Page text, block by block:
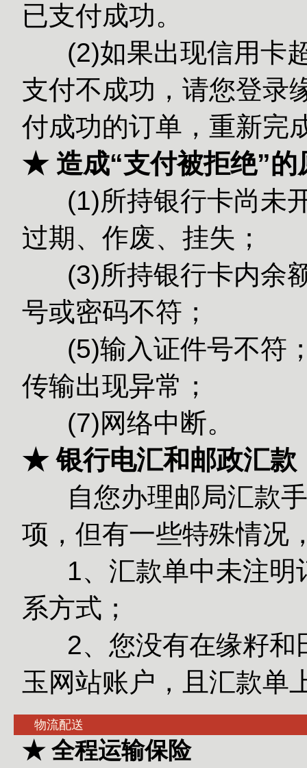
已支付成功。
(2)如果出现信用卡超
支付不成功，请您登录
付成功的订单，重新完
★ 造成“支付被拒绝”的
(1)所持银行卡尚未
过期、作废、挂失；
(3)所持银行
号或密码不符；
(5)输入证
传输出现异常；
(7)网络中断。
★ 银行电汇和邮政汇款
自您办理邮局汇款手
项，但有一些特殊情况
1、汇款单中未注明
系方式；
2、您没有在缘籽和
玉网站账户，且汇款单
物流配送
★ 全程运输保险